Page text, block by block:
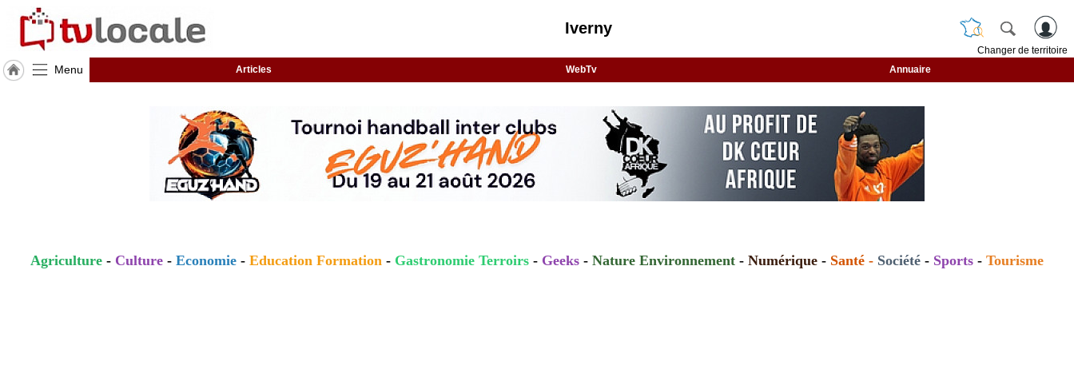
Iverny
Changer de territoire
Menu Articles WebTv Annuaire
Agriculture - Culture - Economie - Education Formation - Gastronomie Terroirs - Geeks - Nature Environnement - Numérique - Santé - Société - Sports - Tourisme